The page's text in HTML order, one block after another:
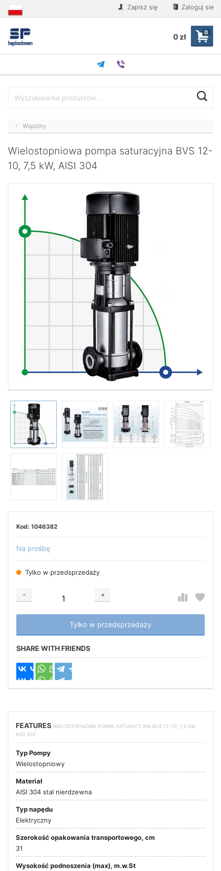
Zapisz się Zaloguj sie
0
0 zł
Wspólny
Wielostopniowa pompa saturacyjna BVS 12-
10, 7,5 kW, AISI 304
1046382
Na prośbę
Tylko w przedsprzedaży
-
+
Добавляется...
Tylko w przedsprzedaży
Добавлен
SHARE WITH FRIENDS
FEATURES WIELOSTOPNIOWA POMPA SATURACYJNA BVS 12-10, 7,5 KW,
AISI 304
Typ Pompy
Wielostopniowy
Materiał
AISI 304 stal nierdzewna
Typ napędu
Elektryczny
Szerokość opakowania transportowego, cm
31
Wysokość podnoszenia (max), m.w.St